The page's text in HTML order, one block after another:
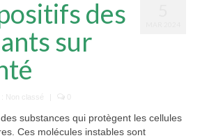
des
sur
Non classé
substances qui protègent les cellules
Ces molécules instables sont